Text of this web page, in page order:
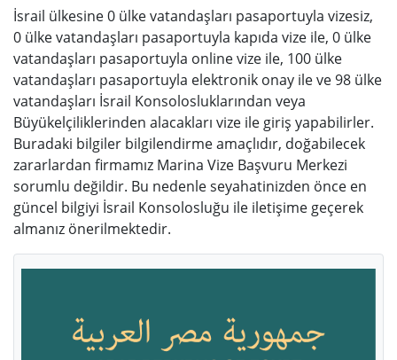
İsrail ülkesine 0 ülke vatandaşları pasaportuyla vizesiz,
0 ülke vatandaşları pasaportuyla kapıda vize ile, 0 ülke
vatandaşları pasaportuyla online vize ile, 100 ülke
vatandaşları pasaportuyla elektronik onay ile ve 98 ülke
vatandaşları İsrail Konsolosluklarından veya
Büyükelçiliklerinden alacakları vize ile giriş yapabilirler.
Buradaki bilgiler bilgilendirme amaçlıdır, doğabilecek
zararlardan firmamız Marina Vize Başvuru Merkezi
sorumlu değildir. Bu nedenle seyahatinizden önce en
güncel bilgiyi İsrail Konsolosluğu ile iletişime geçerek
almanız önerilmektedir.